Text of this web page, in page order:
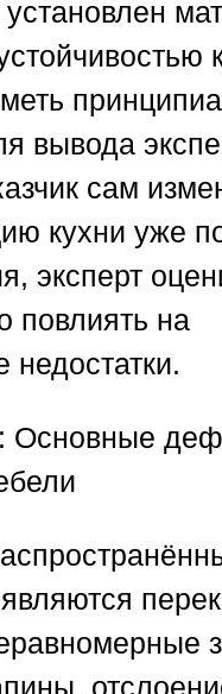
вывода
сам
кухни уже
эксперт
повлиять на
Основные